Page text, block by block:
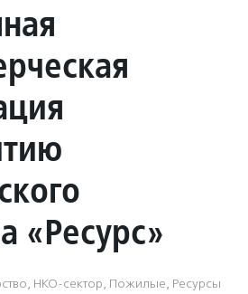
«Ресурс»
НКО-сектор, Пожилые, Ресурсы